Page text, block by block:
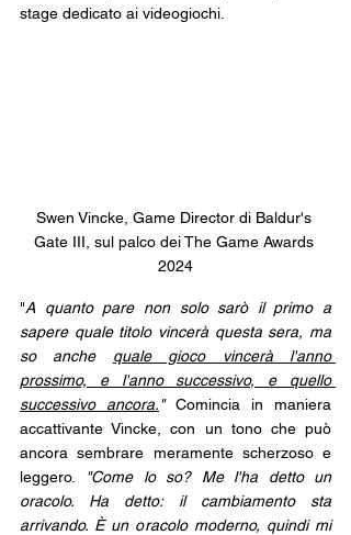
stage dedicato ai videogiochi.
Swen Vincke, Game Director di Baldur's
Gate III, sul palco dei The Game Awards
2024
"A quanto pare non solo sarò il primo a
sapere quale titolo vincerà questa sera, ma
so anche quale gioco vincerà l'anno
prossimo, e l'anno successivo, e quello
successivo ancora." Comincia in maniera
accattivante Vincke, con un tono che può
ancora sembrare meramente scherzoso e
leggero.
"Come lo so? Me l'ha detto un
oracolo. Ha detto: il cambiamento sta
arrivando. È un oracolo moderno, quindi mi